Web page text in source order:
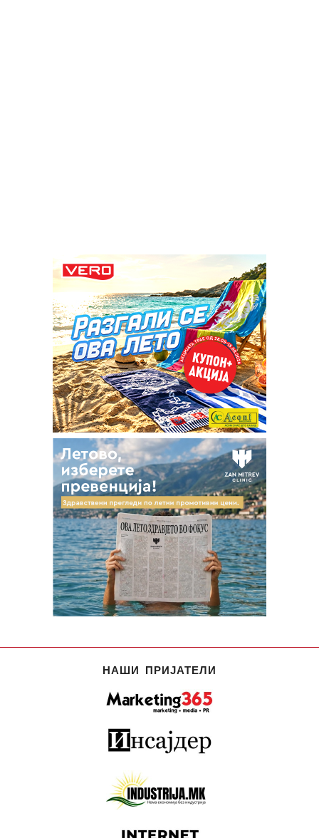
НАШИ ПРИЈАТЕЛИ